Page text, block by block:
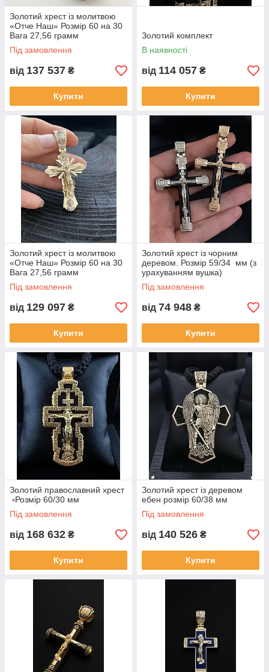
Золотий хрест із молитвою
«Отче Наш» Розмір 60 на 30
Вага 27,56 грамм
Під замовлення
від 137 537 ₴
Купити
Золотий комплект
В наявності
від 114 057 ₴
Купити
Золотий хрест із молитвою
«Отче Наш» Розмір 60 на 30
Вага 27,56 грамм
Під замовлення
від 129 097 ₴
Купити
Золотий хрест із чорним
деревом. Розмір 59/34 мм (з
урахуванням вушка)
Під замовлення
від 74 948 ₴
Купити
Золотий православний хрест
▫️Розмір 60/30 мм
Під замовлення
від 168 632 ₴
Купити
Золотий хрест із деревом
ебен розмір 60/38 мм
Під замовлення
від 140 526 ₴
Купити